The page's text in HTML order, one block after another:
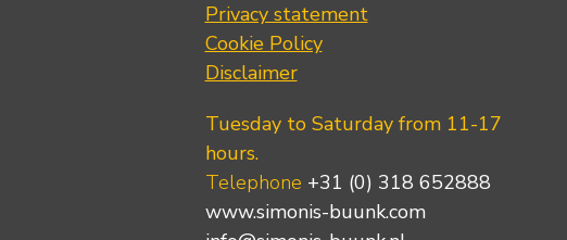
Privacy statement
Cookie Policy
Disclaimer
Tuesday to Saturday from 11-17
hours.
Telephone +31 (0) 318 652888
www.simonis-buunk.com